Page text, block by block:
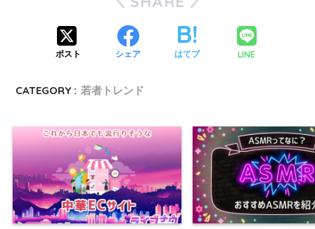
ポスト シェア はてブ LINE
CATEGORY : 若者トレンド